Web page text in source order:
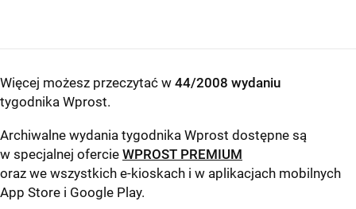
Więcej możesz przeczytać w 44/2008 wydaniu
tygodnika Wprost.
Archiwalne wydania tygodnika Wprost dostępne są
w specjalnej ofercie WPROST PREMIUM
oraz we wszystkich e-kioskach i w aplikacjach mobilnych
App Store i Google Play.